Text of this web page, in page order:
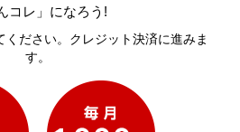
コレ」になろう!
ください。クレジット決済に進みま
す。